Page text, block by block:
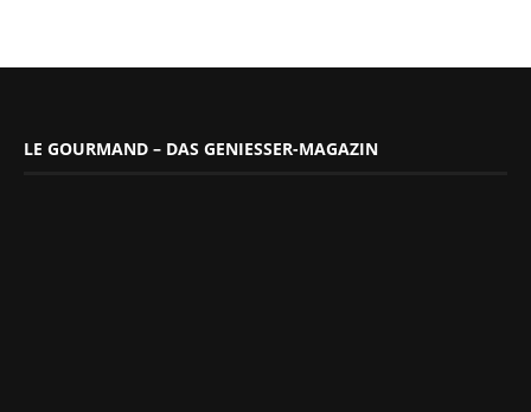
LE GOURMAND – DAS GENIESSER-MAGAZIN